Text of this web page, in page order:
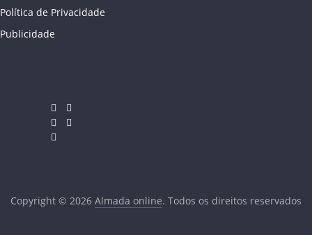
Política de Privacidade
Publicidade
Copyright © 2026 Almada online. Todos os direitos reservados